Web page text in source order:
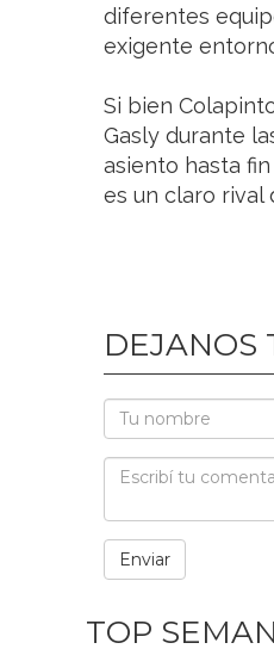
diferentes
exigente
Si bien
Gasly durante
asiento hasta
es un claro rival
DEJANOS
TOP